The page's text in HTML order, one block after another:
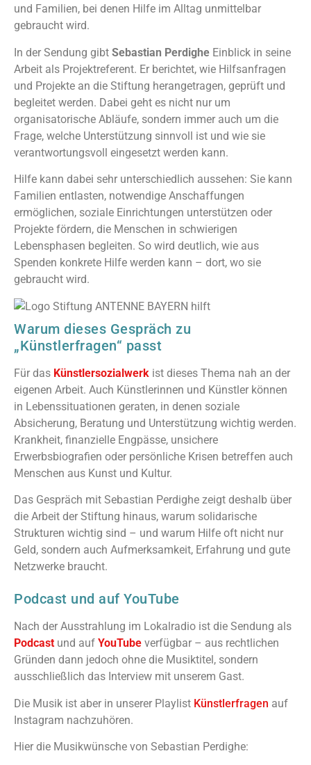
und Familien, bei denen Hilfe im Alltag unmittelbar
gebraucht wird.
In der Sendung gibt Sebastian Perdighe Einblick in seine
Arbeit als Projektreferent. Er berichtet, wie Hilfsanfragen
und Projekte an die Stiftung herangetragen, geprüft und
begleitet werden. Dabei geht es nicht nur um
organisatorische Abläufe, sondern immer auch um die
Frage, welche Unterstützung sinnvoll ist und wie sie
verantwortungsvoll eingesetzt werden kann.
Hilfe kann dabei sehr unterschiedlich aussehen: Sie kann
Familien entlasten, notwendige Anschaffungen
ermöglichen, soziale Einrichtungen unterstützen oder
Projekte fördern, die Menschen in schwierigen
Lebensphasen begleiten. So wird deutlich, wie aus
Spenden konkrete Hilfe werden kann – dort, wo sie
gebraucht wird.
Warum dieses Gespräch zu
„Künstlerfragen“ passt
Für das Künstlersozialwerk ist dieses Thema nah an der
eigenen Arbeit. Auch Künstlerinnen und Künstler können
in Lebenssituationen geraten, in denen soziale
Absicherung, Beratung und Unterstützung wichtig werden.
Krankheit, finanzielle Engpässe, unsichere
Erwerbsbiografien oder persönliche Krisen betreffen auch
Menschen aus Kunst und Kultur.
Das Gespräch mit Sebastian Perdighe zeigt deshalb über
die Arbeit der Stiftung hinaus, warum solidarische
Strukturen wichtig sind – und warum Hilfe oft nicht nur
Geld, sondern auch Aufmerksamkeit, Erfahrung und gute
Netzwerke braucht.
Podcast und auf YouTube
Nach der Ausstrahlung im Lokalradio ist die Sendung als
Podcast und auf YouTube verfügbar – aus rechtlichen
Gründen dann jedoch ohne die Musiktitel, sondern
ausschließlich das Interview mit unserem Gast.
Die Musik ist aber in unserer Playlist Künstlerfragen auf
Instagram nachzuhören.
Hier die Musikwünsche von Sebastian Perdighe: